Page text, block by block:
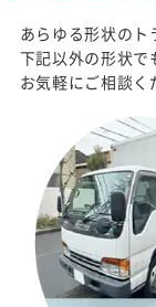
あらゆる形状のト
下記以外の形状で
お気軽にご相談く